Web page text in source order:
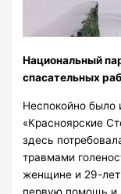
Национальный
спасательных
Неспокойно было
«Красноярские
здесь
травмами
женщине и 29-